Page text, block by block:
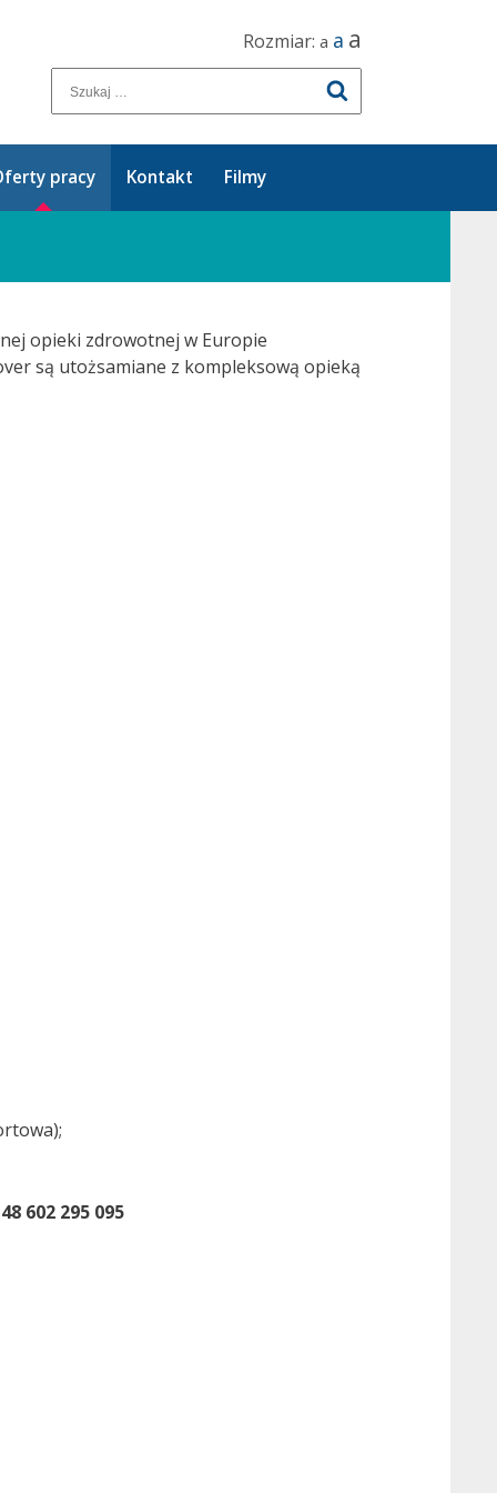
Rozmiar: a a a
pracy Kontakt Filmy
opieki zdrowotnej w Europie
są utożsamiane z kompleksową opieką
602 295 095